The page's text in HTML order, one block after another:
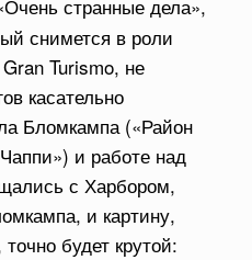
странные дела»,
снимется в роли
Turismo, не
касательно
Бломкампа («Район
и работе над
с Харбором,
и картину,
будет крутой: